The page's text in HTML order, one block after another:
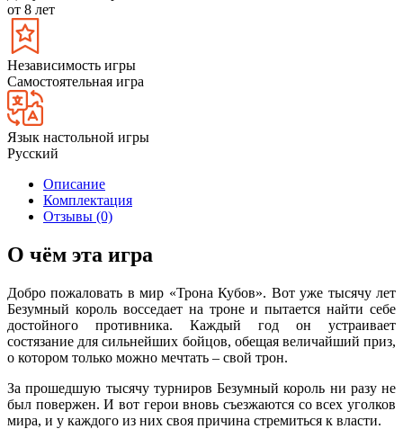
от 8 лет
Независимость игры
Самостоятельная игра
Язык настольной игры
Русский
Описание
Комплектация
Отзывы (0)
О чём эта игра
Добро пожаловать в мир «Трона Кубов». Вот уже тысячу лет
Безумный король восседает на троне и пытается найти себе
достойного противника. Каждый год он устраивает
состязание для сильнейших бойцов, обещая величайший приз,
о котором только можно мечтать – свой трон.
За прошедшую тысячу турниров Безумный король ни разу не
был повержен. И вот герои вновь съезжаются со всех уголков
мира, и у каждого из них своя причина стремиться к власти.